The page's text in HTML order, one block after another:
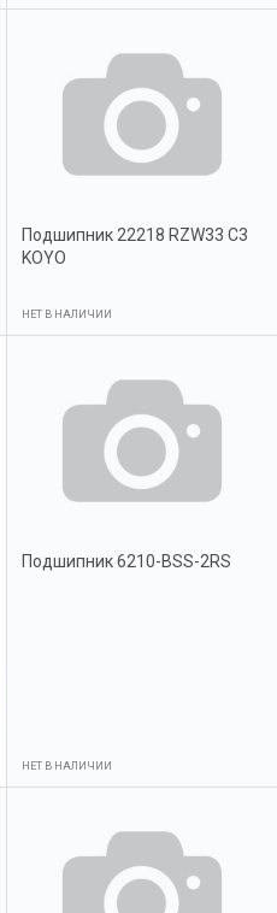
Подшипник 22218 RZW33 C3
KOYO
НЕТ В НАЛИЧИИ
Подшипник 6210-BSS-2RS
НЕТ В НАЛИЧИИ